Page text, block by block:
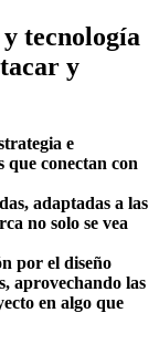
tecnología
y
e
conectan con
adaptadas a las
no solo se vea
por el diseño
aprovechando las
en algo que